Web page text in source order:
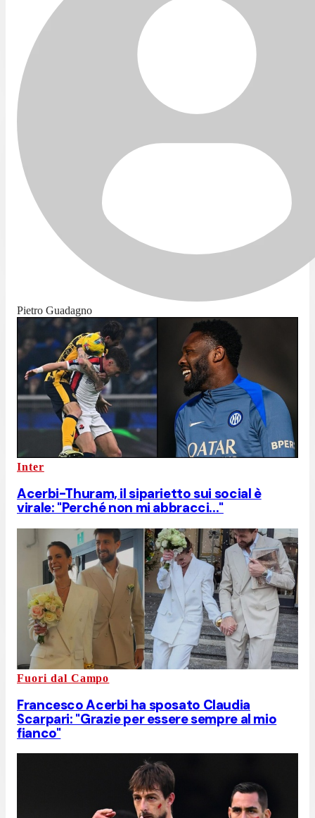
Pietro Guadagno
Inter
Acerbi-Thuram, il siparietto sui social è
virale: "Perché non mi abbracci..."
Fuori dal Campo
Francesco Acerbi ha sposato Claudia
Scarpari: "Grazie per essere sempre al mio
fianco"